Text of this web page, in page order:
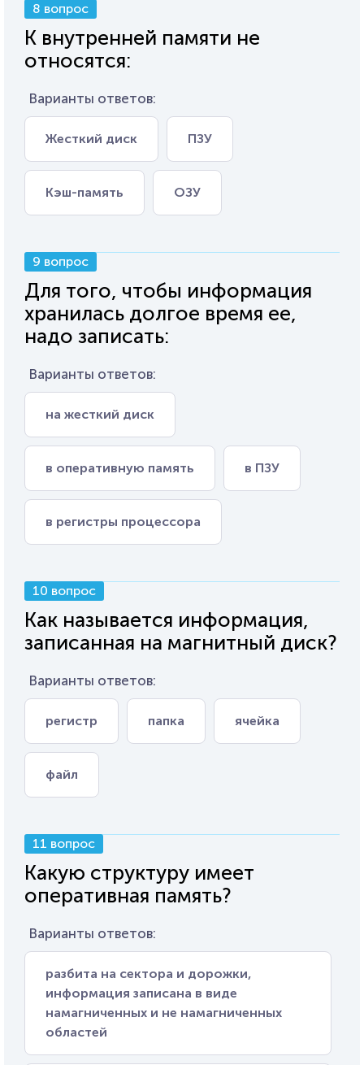
8 вопрос
К внутренней памяти не
относятся:
Варианты ответов:
Жесткий диск ПЗУ
Кэш-память ОЗУ
9 вопрос
Для того, чтобы информация
хранилась долгое время ее,
надо записать:
Варианты ответов:
на жесткий диск
в оперативную память в ПЗУ
в регистры процессора
10 вопрос
Как называется информация,
записанная на магнитный диск?
Варианты ответов:
регистр папка ячейка
файл
11 вопрос
Какую структуру имеет
оперативная память?
Варианты ответов:
разбита на сектора и дорожки,
информация записана в виде
намагниченных и не намагниченных
областей